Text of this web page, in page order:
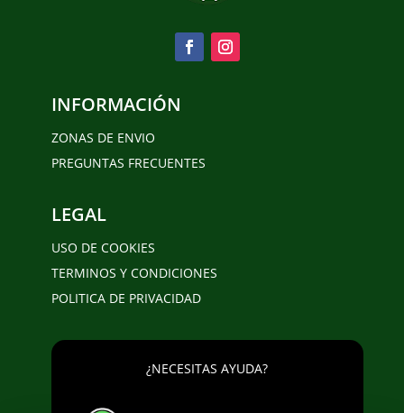
INFORMACIÓN
ZONAS DE ENVIO
PREGUNTAS FRECUENTES
LEGAL
USO DE COOKIES
TERMINOS Y CONDICIONES
POLITICA DE PRIVACIDAD
¿NECESITAS AYUDA?